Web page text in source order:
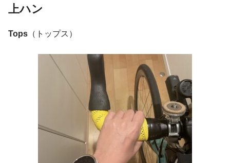
上ハン
Tops （トップス）